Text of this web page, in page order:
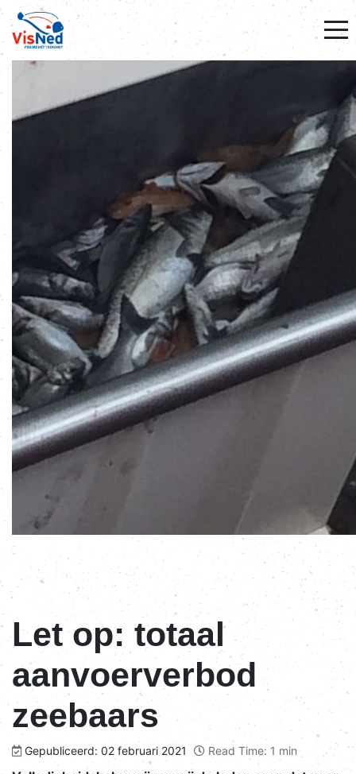
Let op: totaal
aanvoerverbod
zeebaars
Gepubliceerd: 02 februari 2021 Read Time: 1 min